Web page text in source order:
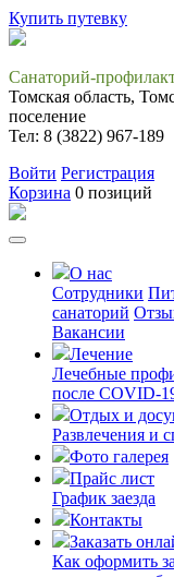
Купить путевку
Санаторий-
Томская область,
поселение
Тел: 8 (3822) 967-189
Войти Регистрация
Корзина 0 позиций
О нас
Сотрудники
санаторий
Вакансии
Лечение
Лечебные
после COVID-
Отдых и
Развлечения и
Фото галерея
Прайс лист
График заезда
Контакты
Заказать
Как оформить